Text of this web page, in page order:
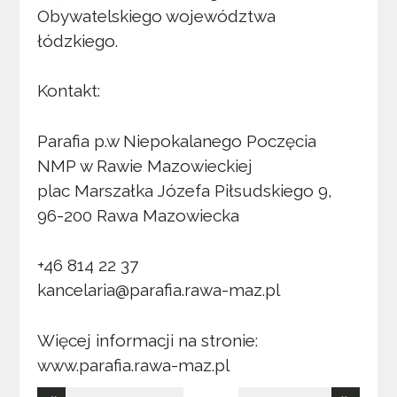
Obywatelskiego województwa
łódzkiego.
Kontakt:
Parafia p.w Niepokalanego Poczęcia
NMP w Rawie Mazowieckiej
plac Marszałka Józefa Piłsudskiego 9,
96-200 Rawa Mazowiecka
+46 814 22 37
kancelaria@parafia.rawa-maz.pl
Więcej informacji na stronie:
www.parafia.rawa-maz.pl